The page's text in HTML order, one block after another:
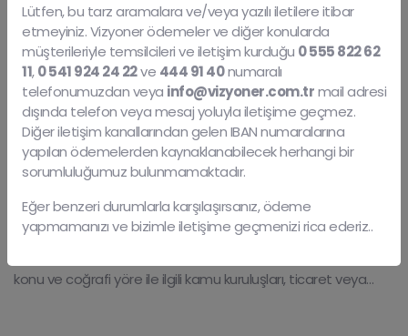
Tescil edilmiş coğrafi işaretler, bunların kullanım hakkına
sahip olmayan üçüncü kişiler tarafından aşağıda yazılı
biçimde kullanımları coğrafi işaret hakkına tecavüzdür.
04 Ekim 2017
Dikkat !!!
Coğrafi işaretin tescili için, tescili istenen coğrafi işaretin
konu ve coğrafi yöre ile ilgili kamu kuruluşları, ticaret veya
Lütfen, bu tarz aramalara ve/veya yazılı iletilere itibar
etmeyiniz. Vizyoner ödemeler ve diğer konularda
müşterileriyle temsilcileri ve iletişim kurduğu 0 555 822 62
11,0 541 924 24 22ve 444 91 40numaralı
telefonumuzdan veya info@vizyoner.com.trmail adresi
dışında telefon veya mesaj yoluyla iletişime geçmez.
Diğer iletişim kanallarından gelen IBAN numaralarına
yapılan ödemelerden kaynaklanabilecek herhangi bir
sorumluluğumuz bulunmamaktadır.
Eğer benzeri durumlarla karşılaşırsanız, ödeme
yapmamanızı ve bizimle iletişime geçmenizi rica ederiz..